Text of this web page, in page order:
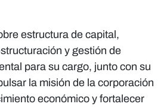
estructura de capital,
y gestión de
para su cargo, junto con su
la misión de la corporación
económico y fortalecer